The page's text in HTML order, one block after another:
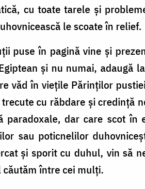
cu toate tarele și
le scoate în relief.
puse în pagină vine și
și nu numai, adaugă
văd în viețile Părinților
cu răbdare și credință
paradoxale, dar care scot
sau poticnelilor
și sporit cu duhul, vin să
între cei mulți.